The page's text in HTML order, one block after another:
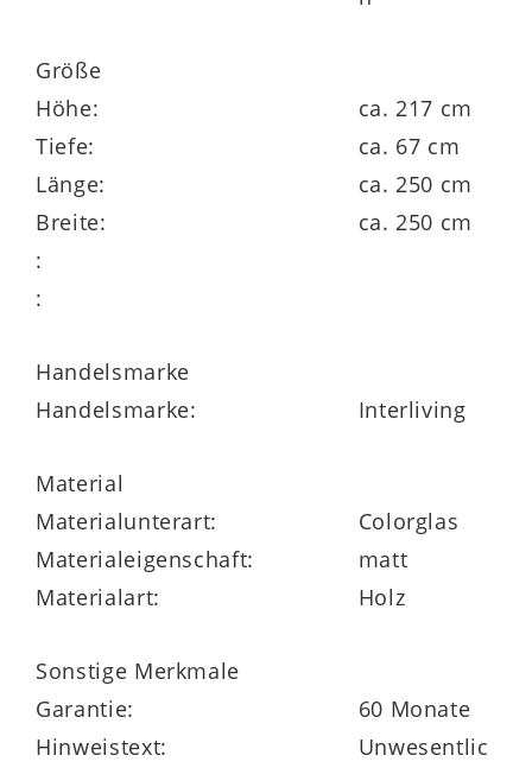
Funktion trifft Flexibilität – mit
System individuell planbar
Hinter den drei leichtgängigen
Schwebetüren
Kleiderböden
Hier finden Sie reichlich Platz für Kleidung,
Accessoires – alles griffbereit und
übersichtlich verstaut.
DerSchwebetürenschrank
flexibel kombinierbaren
Interliving
Schlafzimmer Serie 1027
, die
Größe
Höhe:
ca. 217 cm
Tiefe:
ca. 67 cm
Länge:
ca. 250 cm
Breite:
ca. 250 cm
:
:
Handelsmarke
Handelsmarke:
Interliving
Material
Materialunterart:
Colorglas
Materialeigenschaft:
matt
Materialart:
Holz
Sonstige Merkmale
Garantie:
60 Monate
Hinweistext:
Unwesentlic